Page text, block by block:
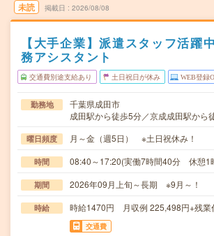
未読 掲載日 2026/08/08
【大手企業】派遣スタッフ活躍
務アシスタント
交通費別途支給あり 土日祝日が休み WEB登録
勤務地
千葉県成田市
成田駅から徒歩5分／京成成田駅から
曜日頻度 月～金（週5日） ※土日祝休み！
時間 08:40～17:20(実働7時間40分 休憩1
期間 2026年09月上旬～長期 ※9月～！
時給 時給1470円 月収例 225,498円+残業
交通費